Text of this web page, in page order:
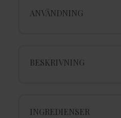
ANVÄNDNING
BESKRIVNING
INGREDIENSER